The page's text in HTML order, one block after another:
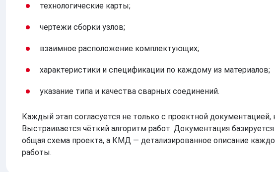
технологические карты;
чертежи сборки узлов;
взаимное расположение комплектующих;
характеристики и спецификации по каждому из материалов;
указание типа и качества сварных соединений.
Каждый этап согласуется не только с проектной
Выстраивается чёткий алгоритм работ. Документация
общая схема проекта, а КМД — детализированное описание
работы.